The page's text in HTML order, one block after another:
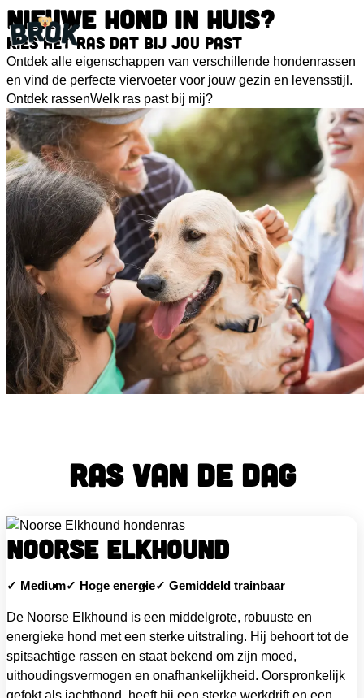
NIEUWE HOND IN HUIS?
Kies het ras dat bij jou past
Ontdek alle eigenschappen van verschillende hondenrassen
en vind de perfecte viervoeter voor jouw gezin en levensstijl.
Ontdek rassenWelk ras past bij mij?
Ras van de dag
NOORSE ELKHOUND
Medium Hoge energie Gemiddeld trainbaar
De Noorse Elkhound is een middelgrote, robuuste en
energieke hond met een sterke uitstraling. Hij behoort tot de
spitsachtige rassen en staat bekend om zijn moed,
uithoudingsvermogen en onafhankelijkheid. Oorspronkelijk
gefokt als jachthond, heeft hij een sterke werkdrift en een